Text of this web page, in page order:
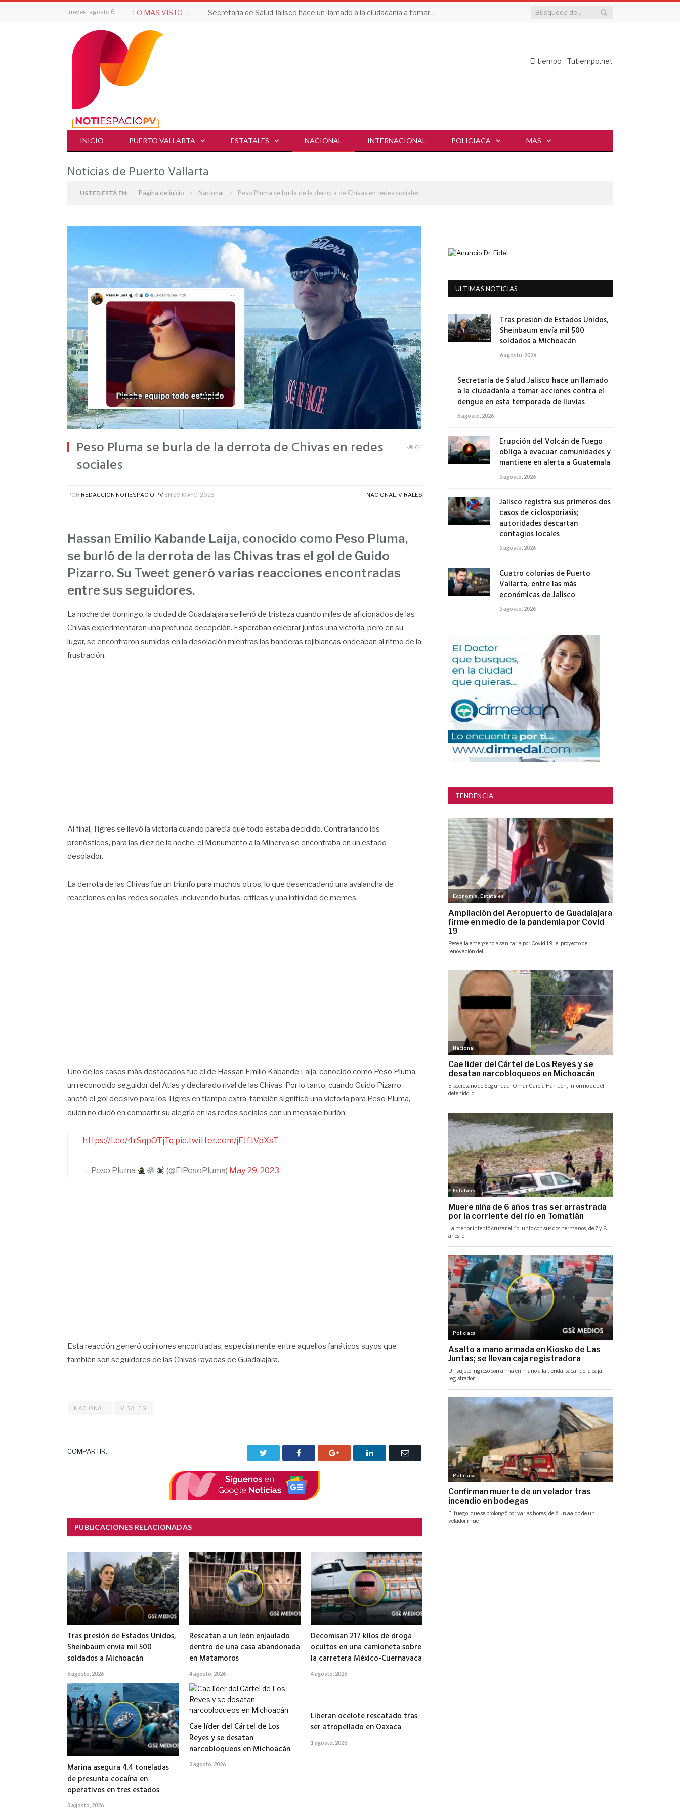
jueves, agosto 6 LO MAS VISTO Erupción del Volcán de Fuego obliga a evacuar comunidades y mantiene en alerta a Guatemala
El tiempo - Tutiempo.net
INICIO PUERTO VALLARTA ESTATALES NACIONAL INTERNACIONAL POLICIACA MAS
Noticias de Puerto Vallarta
USTED ESTÁ EN: Página de inicio » Nacional » Peso Pluma se burla de la derrota de Chivas en redes sociales
Peso Pluma se burla de la derrota de Chivas en redes
sociales
64
POR REDACCIÓN NOTIESPACIO PV EN 29 MAYO, 2023 NACIONAL, VIRALES
Hassan Emilio Kabande Laija, conocido como Peso Pluma,
se burló de la derrota de las Chivas tras el gol de Guido
Pizarro. Su Tweet generó varias reacciones encontradas
entre sus seguidores.
La noche del domingo, la ciudad de Guadalajara se llenó de tristeza cuando miles de aficionados de las
Chivas experimentaron una profunda decepción. Esperaban celebrar juntos una victoria, pero en su
lugar, se encontraron sumidos en la desolación mientras las banderas rojiblancas ondeaban al ritmo de la
frustración.
Al final, Tigres se llevó la victoria cuando parecía que todo estaba decidido. Contrariando los
pronósticos, para las diez de la noche, el Monumento a la Minerva se encontraba en un estado
desolador.
La derrota de las Chivas fue un triunfo para muchos otros, lo que desencadenó una avalancha de
reacciones en las redes sociales, incluyendo burlas, críticas y una infinidad de memes.
Uno de los casos más destacados fue el de Hassan Emilio Kabande Laija, conocido como Peso Pluma,
un reconocido seguidor del Atlas y declarado rival de las Chivas. Por lo tanto, cuando Guido Pizarro
anotó el gol decisivo para los Tigres en tiempo extra, también significó una victoria para Peso Pluma,
quien no dudó en compartir su alegría en las redes sociales con un mensaje burlón.
https://t.co/4rSqpOTjTq pic.twitter.com/jFJfJVpXsT
— Peso Pluma (@ElPesoPluma) May 29, 2023
Esta reacción generó opiniones encontradas, especialmente entre aquellos fanáticos suyos que
también son seguidores de las Chivas rayadas de Guadalajara.
NACIONAL VIRALES
COMPARTIR. Facebook Google+ LinkedIn
Correo
PUBLICACIONES RELACIONADAS
Tras presión de Estados Unidos,
Sheinbaum envía mil 500
soldados a Michoacán
6 agosto, 2026
Rescatan a un león enjaulado
dentro de una casa abandonada
en Matamoros
4 agosto, 2026
Decomisan 217 kilos de droga
ocultos en una camioneta sobre
la carretera México-Cuernavaca
4 agosto, 2026
Marina asegura 4.4 toneladas
de presunta cocaína en
operativos en tres estados
3 agosto, 2026
Cae líder del Cártel de Los
Reyes y se desatan
narcobloqueos en Michoacán
2 agosto, 2026
Liberan ocelote rescatado tras
ser atropellado en Oaxaca
1 agosto, 2026
ULTIMAS NOTICIAS
Tras presión de Estados Unidos,
Sheinbaum envía mil 500
soldados a Michoacán
6 agosto, 2026
Secretaría de Salud Jalisco hace un llamado
a la ciudadanía a tomar acciones contra el
dengue en esta temporada de lluvias
6 agosto, 2026
Erupción del Volcán de Fuego
obliga a evacuar comunidades y
mantiene en alerta a Guatemala
5 agosto, 2026
Jalisco registra sus primeros dos
casos de ciclosporiasis;
autoridades descartan
contagios locales
5 agosto, 2026
Cuatro colonias de Puerto
Vallarta, entre las más
económicas de Jalisco
5 agosto, 2026
TENDENCIA